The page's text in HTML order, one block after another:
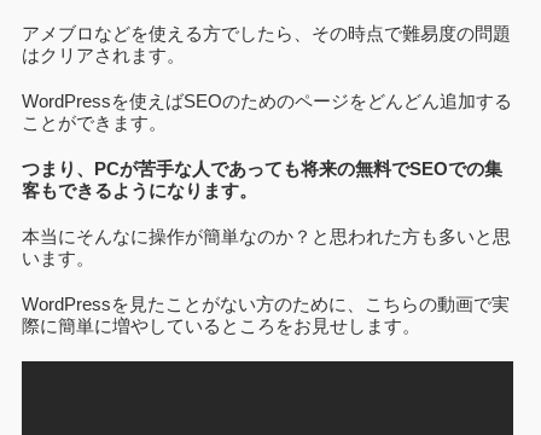
アメブロなどを使える方でしたら、その時点で難易度の問題
はクリアされます。
WordPressを使えばSEOのためのページをどんどん追加する
ことができます。
つまり、PCが苦手な人であっても将来の無料でSEOでの集
客もできるようになります。
本当にそんなに操作が簡単なのか？と思われた方も多いと思
います。
WordPressを見たことがない方のために、こちらの動画で実
際に簡単に増やしているところをお見せします。